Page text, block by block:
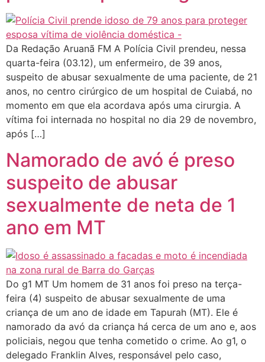
Da Redação Aruanã FM A Polícia Civil prendeu, nessa
quarta-feira (03.12), um enfermeiro, de 39 anos,
suspeito de abusar sexualmente de uma paciente, de 21
anos, no centro cirúrgico de um hospital de Cuiabá, no
momento em que ela acordava após uma cirurgia. A
vítima foi internada no hospital no dia 29 de novembro,
após […]
Namorado de avó é preso
suspeito de abusar
sexualmente de neta de 1
ano em MT
Do g1 MT Um homem de 31 anos foi preso na terça-
feira (4) suspeito de abusar sexualmente de uma
criança de um ano de idade em Tapurah (MT). Ele é
namorado da avó da criança há cerca de um ano e, aos
policiais, negou que tenha cometido o crime. Ao g1, o
delegado Franklin Alves, responsável pelo caso,